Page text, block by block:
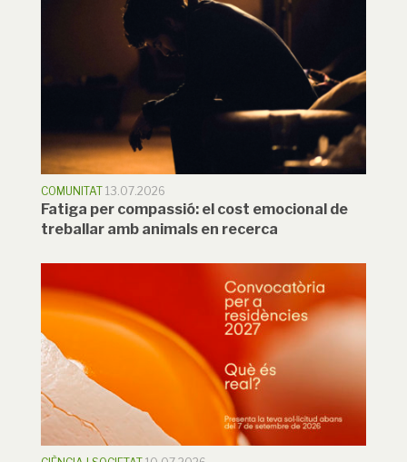
COMUNITAT 13.07.2026
Fatiga per compassió: el cost emocional de
treballar amb animals en recerca